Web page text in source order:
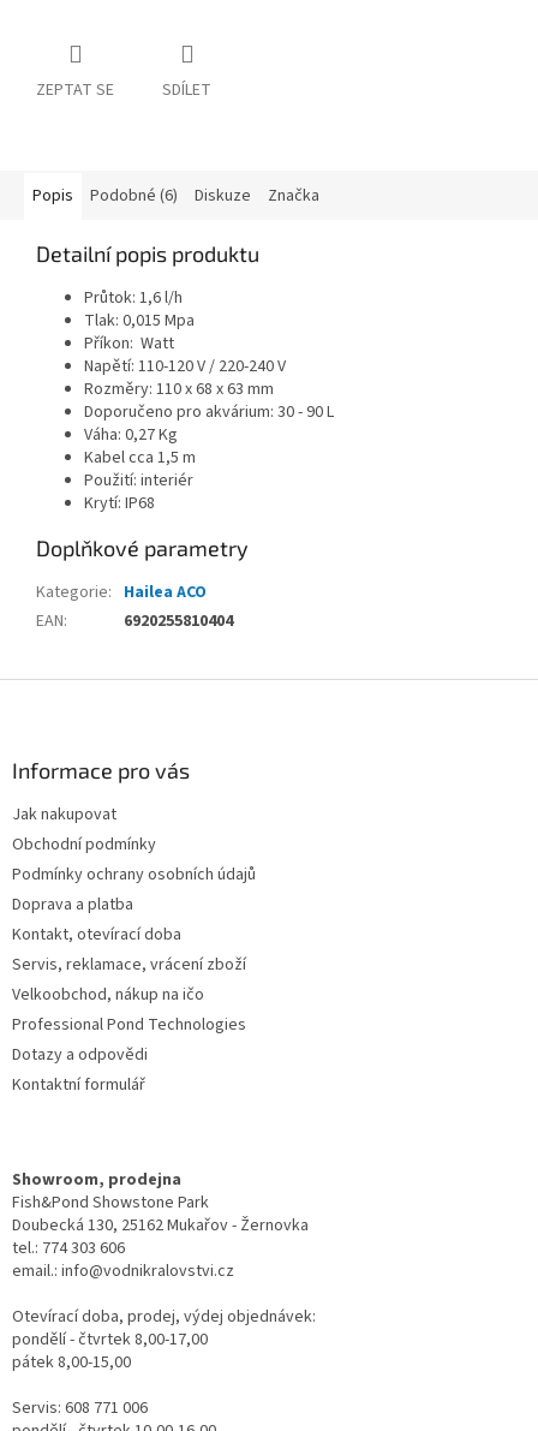
ZEPTAT SE SDÍLET
Popis Podobné (6) Diskuze Značka
Detailní popis produktu
Průtok: 1,6 l/h
Tlak: 0,015 Mpa
Příkon: Watt
Napětí: 110-120 V / 220-240 V
Rozměry: 110 x 68 x 63 mm
Doporučeno pro akvárium: 30 - 90 L
Váha: 0,27 Kg
Kabel cca 1,5 m
Použití: interiér
Krytí: IP68
Doplňkové parametry
Kategorie: Hailea ACO
EAN: 6920255810404
Informace pro vás
Jak nakupovat
Obchodní podmínky
Podmínky ochrany osobních údajů
Doprava a platba
Kontakt, otevírací doba
Servis, reklamace, vrácení zboží
Velkoobchod, nákup na ičo
Professional Pond Technologies
Dotazy a odpovědi
Kontaktní formulář
Showroom, prodejna
Fish&Pond Showstone Park
Doubecká 130, 25162 Mukařov - Žernovka
tel.: 774 303 606
email.: info@vodnikralovstvi.cz
Otevírací doba, prodej, výdej objednávek:
pondělí - čtvrtek 8,00-17,00
pátek 8,00-15,00
Servis: 608 771 006